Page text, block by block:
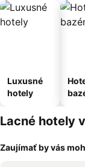
Luxusné
hotely
Lacné hotely
Zaujímať by vás